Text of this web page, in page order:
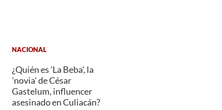
NACIONAL
¿Quién es 'La Beba', la
'novia' de César
Gastelum, influencer
asesinado en Culiacán?